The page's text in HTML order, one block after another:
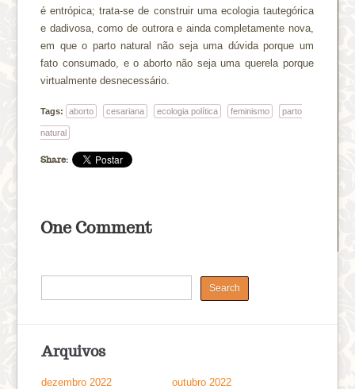
é entrópica; trata-se de construir uma ecologia tautegórica
e dadivosa, como de outrora e ainda completamente nova,
em que o parto natural não seja uma dúvida porque um
fato consumado, e o aborto não seja uma querela porque
virtualmente desnecessário.
Tags: aborto cesariana ecologia política feminismo parto
natural
Share:
One Comment
Arquivos
dezembro 2022
outubro 2022